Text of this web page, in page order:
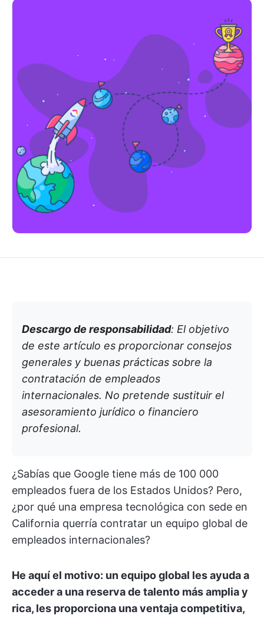
Descargo de responsabilidad: El objetivo
de este artículo es proporcionar consejos
generales y buenas prácticas sobre la
contratación de empleados
internacionales. No pretende sustituir el
asesoramiento jurídico o financiero
profesional.
¿Sabías que Google tiene más de 100 000
empleados fuera de los Estados Unidos? Pero,
¿por qué una empresa tecnológica con sede en
California querría contratar un equipo global de
empleados internacionales?
He aquí el motivo: un equipo global les ayuda a
acceder a una reserva de talento más amplia y
rica, les proporciona una ventaja competitiva,